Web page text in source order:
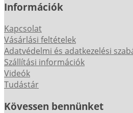
Információk
Kapcsolat
Vásárlási feltételek
Adatvédelmi és adatkezelési
Szállítási információk
Videók
Tudástár
Kövessen bennünket